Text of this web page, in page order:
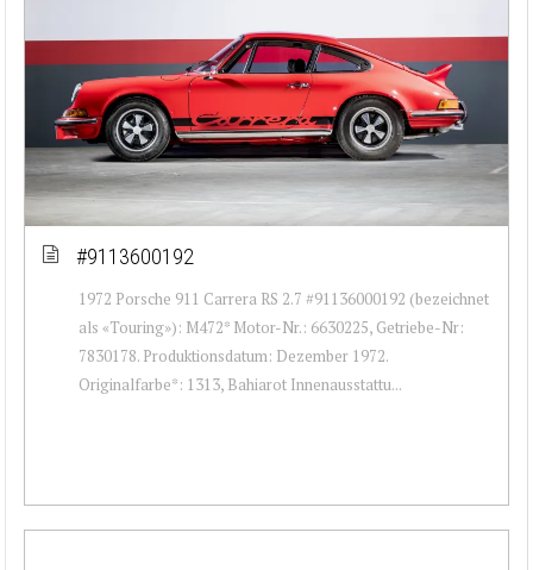
#9113600192
1972 Porsche 911 Carrera RS 2.7 #91136000192 (bezeichnet
als «Touring»): M472* Motor-Nr.: 6630225, Getriebe-Nr:
7830178. Produktionsdatum: Dezember 1972.
Originalfarbe*: 1313, Bahiarot Innenausstattu...